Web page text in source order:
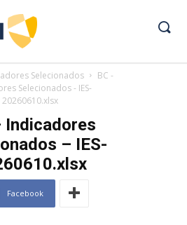
Selecionados
BC -
Selecionados - IES-
20260610.xlsx
Indicadores
– IES-
Facebook